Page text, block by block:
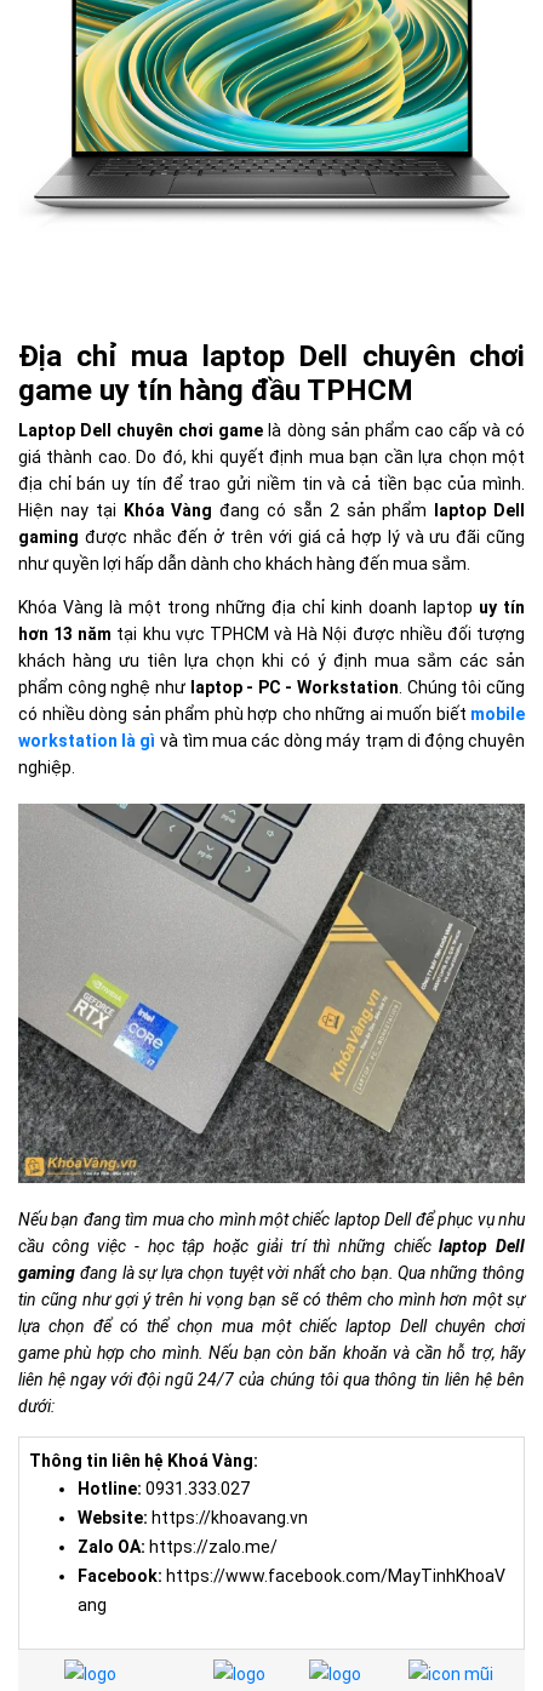
Địa chỉ mua laptop Dell chuyên chơi
game uy tín hàng đầu TPHCM
Laptop Dell chuyên chơi game là dòng sản phẩm cao cấp và có
giá thành cao. Do đó, khi quyết định mua bạn cần lựa chọn một
địa chỉ bán uy tín để trao gửi niềm tin và cả tiền bạc của mình.
Hiện nay tại
Khóa Vàng đang có sẵn 2 sản phẩm
laptop Dell
gaming được nhắc đến ở trên với giá cả hợp lý và ưu đãi cũng
như quyền lợi hấp dẫn dành cho khách hàng đến mua sắm.
Khóa Vàng là một trong những địa chỉ kinh doanh laptop uy tín
hơn 13 năm tại khu vực TPHCM và Hà Nội được nhiều đối tượng
khách hàng ưu tiên lựa chọn khi có ý định mua sắm các sản
phẩm công nghệ như laptop - PC - Workstation . Chúng tôi cũng
có nhiều dòng sản phẩm phù hợp cho những ai muốn biết mobile
workstation là gì và tìm mua các dòng máy trạm di động chuyên
nghiệp.
Nếu bạn đang tìm mua cho mình một chiếc laptop Dell để phục vụ nhu
cầu công việc - học tập hoặc giải trí thì những chiếclaptop Dell
gaming đang là sự lựa chọn tuyệt vời nhất cho bạn. Qua những thông
tin cũng như gợi ý trên hi vọng bạn sẽ có thêm cho mình hơn một sự
lựa chọn để có thể chọn mua một chiếc laptop Dell chuyên chơi
game phù hợp cho mình. Nếu bạn còn băn khoăn và cần hỗ trợ, hãy
liên hệ ngay với đội ngũ 24/7 của chúng tôi qua thông tin liên hệ bên
dưới:
Thông tin liên hệ Khoá Vàng:
Hotline: 0931.333.027
Website: https://khoavang.vn
Zalo OA: https://zalo.me/
Facebook: https://www.facebook.com/MayTinhKhoaV
ang